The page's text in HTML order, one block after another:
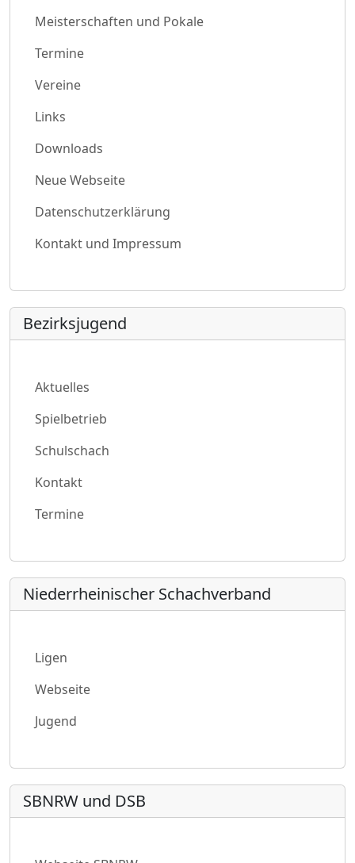
Meisterschaften und Pokale
Termine
Vereine
Links
Downloads
Neue Webseite
Datenschutzerklärung
Kontakt und Impressum
Bezirksjugend
Aktuelles
Spielbetrieb
Schulschach
Kontakt
Termine
Niederrheinischer Schachverband
Ligen
Webseite
Jugend
SBNRW und DSB